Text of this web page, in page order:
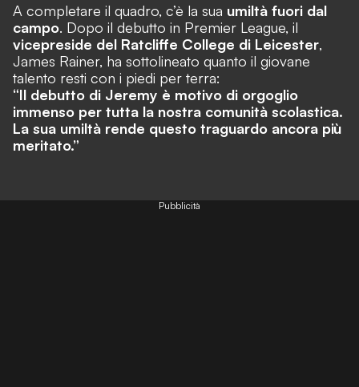
A completare il quadro, c’è la sua umiltà fuori dal
campo. Dopo il debutto in Premier League, il
vicepreside del Ratcliffe College di Leicester,
James Rainer, ha sottolineato quanto il giovane
talento resti con i piedi per terra:
“Il debutto di Jeremy è motivo di orgoglio
immenso per tutta la nostra comunità scolastica.
La sua umiltà rende questo traguardo ancora più
meritato.”
Pubblicità